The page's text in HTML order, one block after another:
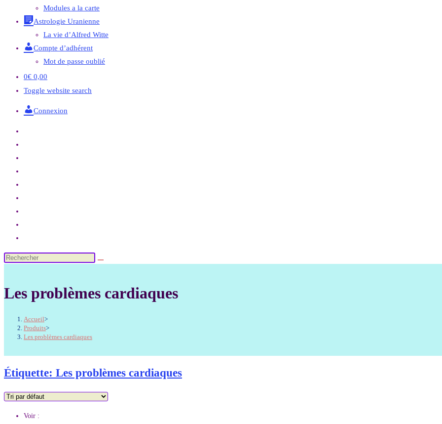
Modules a la carte
Astrologie Uranienne
La vie d’Alfred Witte
Compte d’adhérent
Mot de passe oublié
0€ 0,00
Toggle website search
Connexion
Les problèmes cardiaques
Accueil>
Produits>
Les problèmes cardiaques
Étiquette: Les problèmes cardiaques
Voir :